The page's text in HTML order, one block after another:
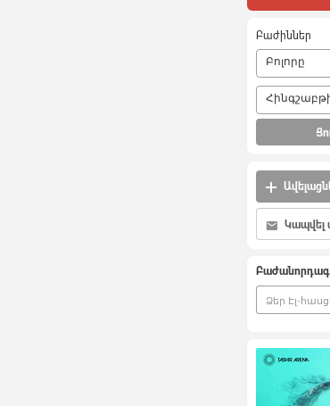
Բաժիններ
Բոլորը
Կապվել